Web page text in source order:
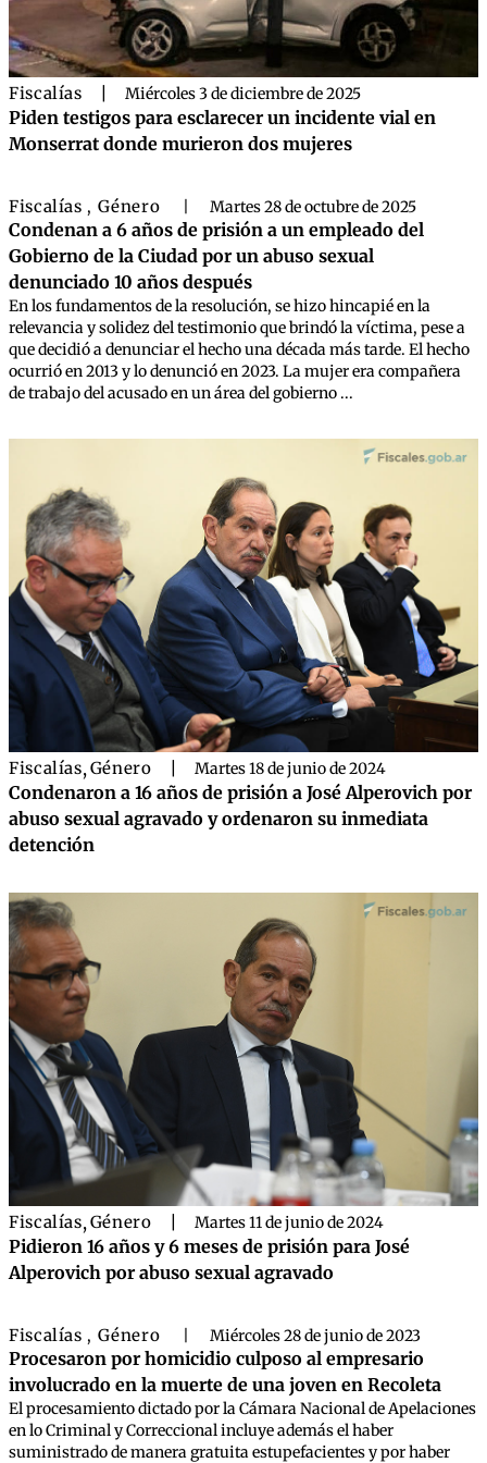
Fiscalías Miércoles 3 de diciembre de 2025
Piden testigos para esclarecer un incidente vial en
Monserrat donde murieron dos mujeres
Fiscalías , Género Martes 28 de octubre de 2025
Condenan a 6 años de prisión a un empleado del
Gobierno de la Ciudad por un abuso sexual
denunciado 10 años después
En los fundamentos de la resolución, se hizo hincapié en la
relevancia y solidez del testimonio que brindó la víctima, pese a
que decidió a denunciar el hecho una década más tarde. El hecho
ocurrió en 2013 y lo denunció en 2023. La mujer era compañera
de trabajo del acusado en un área del gobierno ...
Fiscalías,Género Martes 18 de junio de 2024
Condenaron a 16 años de prisión a José Alperovich por
abuso sexual agravado y ordenaron su inmediata
detención
Fiscalías,Género Martes 11 de junio de 2024
Pidieron 16 años y 6 meses de prisión para José
Alperovich por abuso sexual agravado
Fiscalías , Género Miércoles 28 de junio de 2023
Procesaron por homicidio culposo al empresario
involucrado en la muerte de una joven en Recoleta
El procesamiento dictado por la Cámara Nacional de Apelaciones
en lo Criminal y Correccional incluye además el haber
suministrado de manera gratuita estupefacientes y por haber